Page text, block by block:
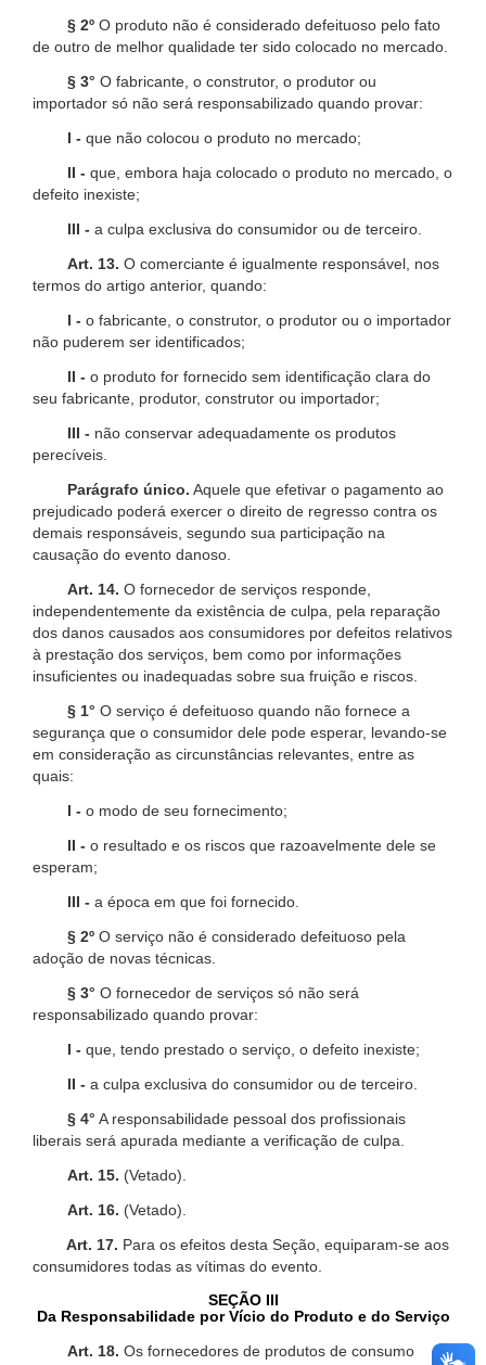
§ 2º O produto não é considerado defeituoso pelo fato
de outro de melhor qualidade ter sido colocado no mercado.
§ 3° O fabricante, o construtor, o produtor ou
importador só não será responsabilizado quando provar:
I - que não colocou o produto no mercado;
II - que, embora haja colocado o produto no mercado, o
defeito inexiste;
III - a culpa exclusiva do consumidor ou de terceiro.
Art. 13. O comerciante é igualmente responsável, nos
termos do artigo anterior, quando:
I - o fabricante, o construtor, o produtor ou o importador
não puderem ser identificados;
II - o produto for fornecido sem identificação clara do
seu fabricante, produtor, construtor ou importador;
III - não conservar adequadamente os produtos
perecíveis.
Parágrafo único. Aquele que efetivar o pagamento ao
prejudicado poderá exercer o direito de regresso contra os
demais responsáveis, segundo sua participação na
causação do evento danoso.
Art. 14. O fornecedor de serviços responde,
independentemente da existência de culpa, pela reparação
dos danos causados aos consumidores por defeitos relativos
à prestação dos serviços, bem como por informações
insuficientes ou inadequadas sobre sua fruição e riscos.
§ 1° O serviço é defeituoso quando não fornece a
segurança que o consumidor dele pode esperar, levando-se
em consideração as circunstâncias relevantes, entre as
quais:
I - o modo de seu fornecimento;
II - o resultado e os riscos que razoavelmente dele se
esperam;
III - a época em que foi fornecido.
§ 2º O serviço não é considerado defeituoso pela
adoção de novas técnicas.
§ 3° O fornecedor de serviços só não será
responsabilizado quando provar:
I - que, tendo prestado o serviço, o defeito inexiste;
II - a culpa exclusiva do consumidor ou de terceiro.
§ 4° A responsabilidade pessoal dos profissionais
liberais será apurada mediante a verificação de culpa.
Art. 15. (Vetado).
Art. 16. (Vetado).
Art. 17. Para os efeitos desta Seção, equiparam-se aos
consumidores todas as vítimas do evento.
SEÇÃO III
Da Responsabilidade por Vício do Produto e do Serviço
Art. 18. Os fornecedores de produtos de consumo